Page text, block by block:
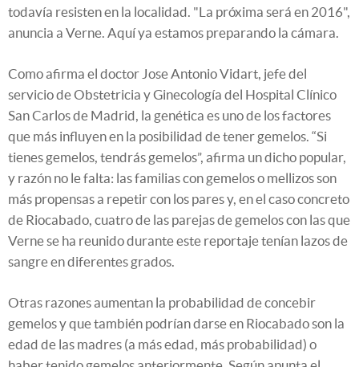
todavía resisten en la localidad. "La próxima será en 2016",
anuncia a Verne. Aquí ya estamos preparando la cámara.
Como afirma el doctor Jose Antonio Vidart, jefe del
servicio de Obstetricia y Ginecología del Hospital Clínico
San Carlos de Madrid, la genética es uno de los factores
que más influyen en la posibilidad de tener gemelos. “Si
tienes gemelos, tendrás gemelos”, afirma un dicho popular,
y razón no le falta: las familias con gemelos o mellizos son
más propensas a repetir con los pares y, en el caso concreto
de Riocabado, cuatro de las parejas de gemelos con las que
Verne se ha reunido durante este reportaje tenían lazos de
sangre en diferentes grados.
Otras razones aumentan la probabilidad de concebir
gemelos y que también podrían darse en Riocabado son la
edad de las madres (a más edad, más probabilidad) o